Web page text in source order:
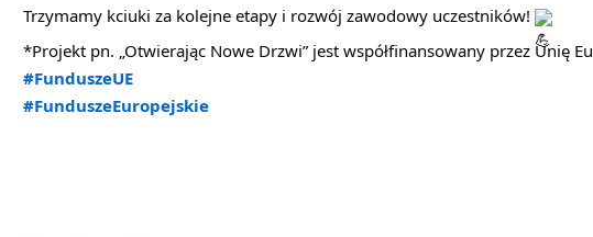
Trzymamy kciuki za kolejne etapy i rozwój zawodowy uczestników!
*Projekt pn. „Otwierając Nowe Drzwi” jest współfinansowany przez Unię
#FunduszeUE
#FunduszeEuropejskie